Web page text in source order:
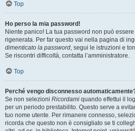
Top
Ho perso la mia password!
Niente panico! La tua password non può
rigenerata. Per far questo vai nella pagina di
dimenticato la password, segui le istruzioni e
Se riscontri difficoltà, contatta l’amministratore.
Top
Perché vengo disconnesso
Se non selezioni Ricordami quando effettui il
per un periodo prestabilito. Questo serve a
tuo nome utente. Per rimanere connesso,
ricorda che questo non è consigliato se ti